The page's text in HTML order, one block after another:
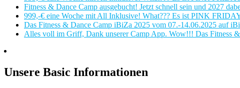
Fitness & Dance Camp ausgebucht! Jetzt schnell sein und 2027
999,-€ eine Woche mit All Inklusive! What??? Es ist PINK
Das Fitness & Dance Camp iBiZa 2025 vom 07.-14.06.2025 auf
Alles voll im Griff, Dank unserer Camp App. Wow!!! Das Fitness
Unsere Basic Informationen